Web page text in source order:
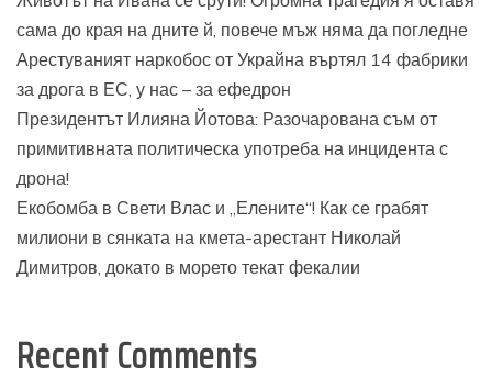
сама до края на дните й, повече мъж няма да погледне
Арестуваният наркобос от Украйна въртял 14 фабрики
за дрога в ЕС, у нас – за ефедрон
Президентът Илияна Йотова: Разочарована съм от
примитивната политическа употреба на инцидента с
дрона!
Екобомба в Свети Влас и „Елените“! Как се грабят
милиони в сянката на кмета-арестант Николай
Димитров, докато в морето текат фекалии
Recent Comments